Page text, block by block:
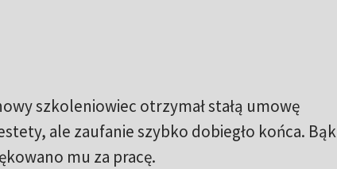
szkoleniowiec otrzymał stałą umowę
ale zaufanie szybko dobiegło końca. Bąk
mu za pracę.